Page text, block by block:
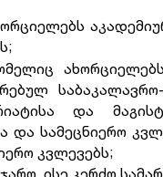
და
სამეცნიერო
კვლევებს;
ისე კერძო